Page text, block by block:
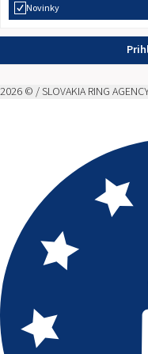
Novinky
2026 © / SLOVAKIA RING